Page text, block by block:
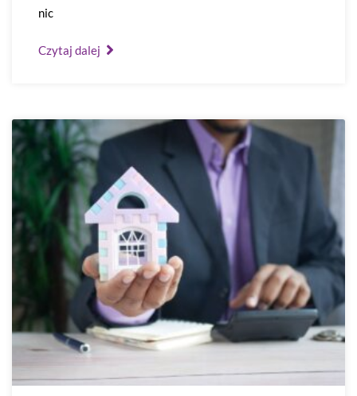
nic
Czytaj dalej